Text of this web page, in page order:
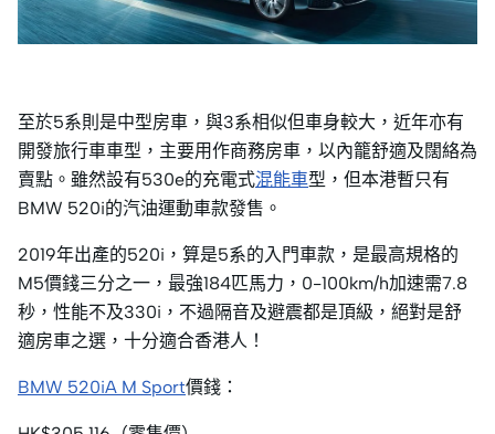
至於5系則是中型房車，與3系相似但車身較大，近年亦有
開發旅行車車型，主要用作商務房車，以內籠舒適及闊絡為
賣點。雖然設有530e的充電式混能車型，但本港暫只有
BMW 520i的汽油運動車款發售。
2019年出產的520i，算是5系的入門車款，是最高規格的
M5價錢三分之一，最強184匹馬力，0-100km/h加速需7.8
秒，性能不及330i，不過隔音及避震都是頂級，絕對是舒
適房車之選，十分適合香港人！
BMW 520iA M Sport價錢：